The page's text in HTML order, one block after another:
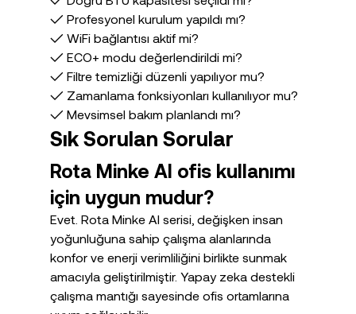
✓ Profesyonel kurulum yapıldı mı?
✓ WiFi bağlantısı aktif mi?
✓ ECO+ modu değerlendirildi mi?
✓ Filtre temizliği düzenli yapılıyor mu?
✓ Zamanlama fonksiyonları kullanılıyor mu?
✓ Mevsimsel bakım planlandı mı?
Sık Sorulan Sorular
Rota Minke AI ofis kullanımı
için uygun mudur?
Evet. Rota Minke AI serisi, değişken insan
yoğunluğuna sahip çalışma alanlarında
konfor ve enerji verimliliğini birlikte sunmak
amacıyla geliştirilmiştir. Yapay zeka destekli
çalışma mantığı sayesinde ofis ortamlarına